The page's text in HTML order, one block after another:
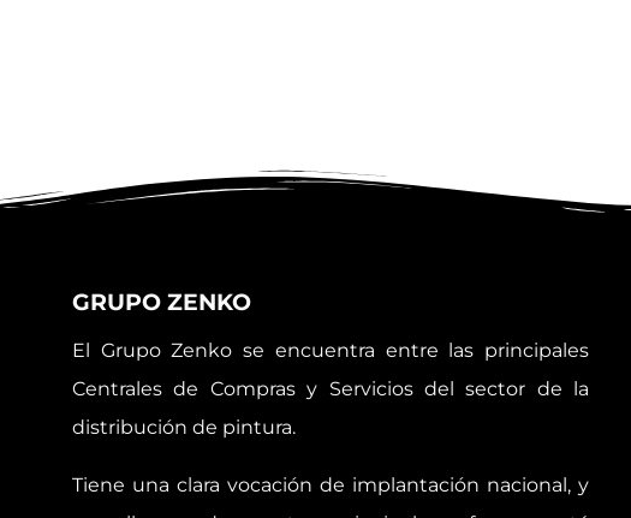
GRUPO ZENKO
El Grupo Zenko se encuentra entre las principales
Centrales de Compras y Servicios del sector de la
distribución de pintura.
Tiene una clara vocación de implantación nacional, y